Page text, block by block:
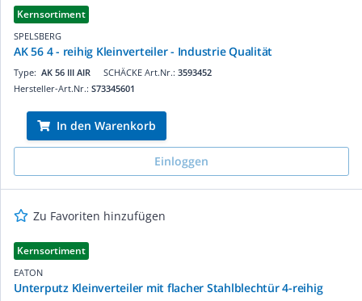
Kernsortiment
SPELSBERG
AK 56 4 - reihig Kleinverteiler - Industrie Qualität
SCHÄCKE Art.Nr.: 3593452
Type: AK 56 III AIR
Hersteller-Art.Nr.: S73345601
In den Warenkorb
Einloggen
Zu Favoriten hinzufügen
Kernsortiment
EATON
Unterputz Kleinverteiler mit flacher Stahlblechtür 4-reihig